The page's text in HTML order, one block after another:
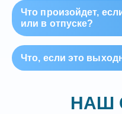
Что произойдет,
или в отпуске?
Что, если это
НАШ